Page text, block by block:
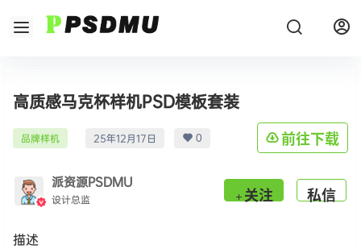
高质感马克杯样机PSD模板套装
品牌样机 25年12月17日 0 前往下载
派资源PSDMU
设计总监 关注 私信
描述